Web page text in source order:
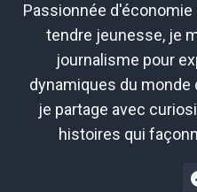
Passionnée
tendre jeunesse, je
journalisme pour
dynamiques du
je partage avec
histoires qui